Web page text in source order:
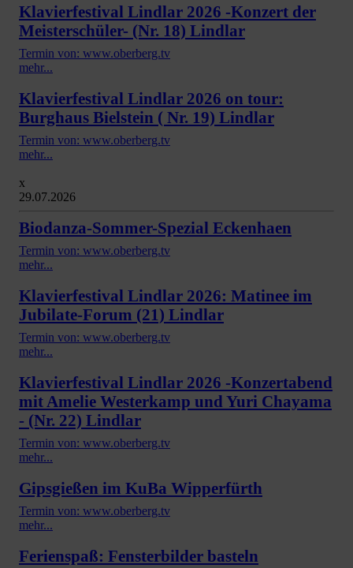
Klavierfestival Lindlar 2026 -Konzert der
Meisterschüler- (Nr. 18) Lindlar
Termin von: www.oberberg.tv
mehr...
Klavierfestival Lindlar 2026 on tour:
Burghaus Bielstein ( Nr. 19) Lindlar
Termin von: www.oberberg.tv
mehr...
x
29.07.2026
Biodanza-Sommer-Spezial Eckenhaen
Termin von: www.oberberg.tv
mehr...
Klavierfestival Lindlar 2026: Matinee im
Jubilate-Forum (21) Lindlar
Termin von: www.oberberg.tv
mehr...
Klavierfestival Lindlar 2026 -Konzertabend
mit Amelie Westerkamp und Yuri Chayama
- (Nr. 22) Lindlar
Termin von: www.oberberg.tv
mehr...
Gipsgießen im KuBa Wipperfürth
Termin von: www.oberberg.tv
mehr...
Ferienspaß: Fensterbilder basteln